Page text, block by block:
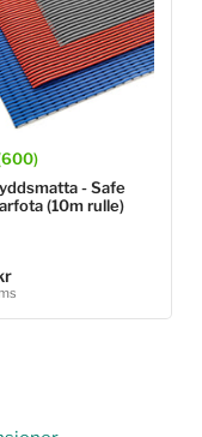
- Safe
(10m rulle)